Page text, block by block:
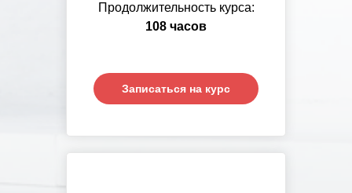
Продолжительность курса:
108 часов
Записаться на курс